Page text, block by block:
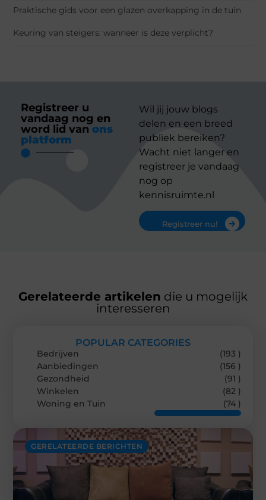
Praktische gids voor een glazen overkapping in de tuin
Keuring van steigers: wanneer is deze verplicht?
Registreer u
vandaag nog en
word lid van ons
platform
Wil jij jouw blogs
delen en een breed
publiek bereiken?
Wacht niet langer en
registreer je vandaag
nog op
kennisruimte.nl
Registreer nu!
Gerelateerde artikelen die u mogelijk
interesseren
GERELATEERDE BERICHTEN
POPULAR CATEGORIES
Bedrijven
(193 )
Aanbiedingen
(156 )
Gezondheid
(91 )
Winkelen
(82 )
Woning en Tuin
(74 )